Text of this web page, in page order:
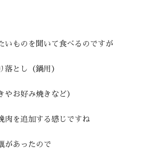
いものを聞いて食べるのですが
落とし（鍋用）
やお好み焼きなど）
肉を追加する感じですね
があったので